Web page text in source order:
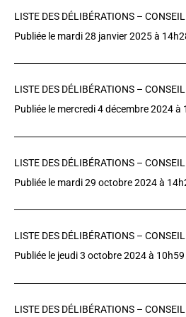
LISTE DES DÉLIBÉRATIONS –
Publiée le mardi 28 janvier 2025 à
LISTE DES DÉLIBÉRATIONS –
Publiée le mercredi 4 décembre 2024 à
LISTE DES DÉLIBÉRATIONS –
Publiée le mardi 29 octobre 2024 à
LISTE DES DÉLIBÉRATIONS –
Publiée le jeudi 3 octobre 2024 à 10h59
LISTE DES DÉLIBÉRATIONS –